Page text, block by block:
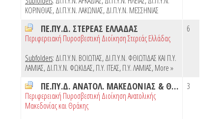
ΚΟΡΙΝΘΙΑΣ,ΔΙ.Π.Υ.Ν. ΛΑΚΩΝΙΑΣ,ΔΙ.Π.Υ.Ν. ΜΕΣΣΗΝΙΑΣ
ΠΕ.ΠΥ.Δ. ΣΤΕΡΕΑΣ ΕΛΛΑΔΑΣ
Περιφερειακή Πυροσβεστική Διοίκηση Στερεάς Ελλάδας
Subfolders: ΔΙ.Π.Υ.Ν. ΒΟΙΩΤΙΑΣ,ΔΙ.Π.Υ.Ν. ΦΘΙΩΤΙΔΑΣ ΚΑΙ Π.Υ.
ΛΑΜΙΑΣ,ΔΙ.Π.Υ.Ν. ΦΩΚΙΔΑΣ,Π.Υ. ΙΤΕΑΣ,Π.Υ. ΛΑΜΙΑΣ,More »
6
ΠΕ.ΠΥ.Δ. ΑΝΑΤΟΛ. ΜΑΚΕΔΟΝΙΑΣ & ΘΡΑΚΗΣ
Περιφερειακή Πυροσβεστική Διοίκηση Ανατολικής
Μακεδονίας και Θράκης
3